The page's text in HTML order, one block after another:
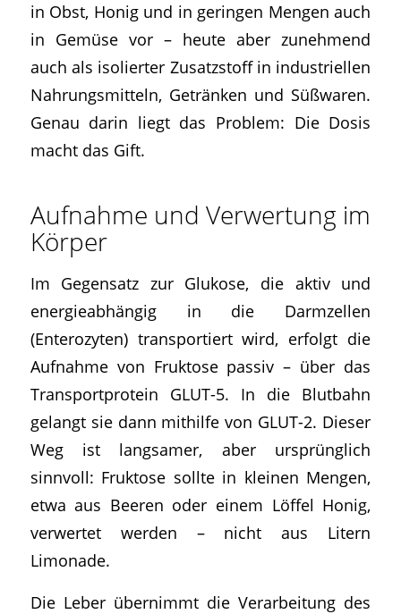
in Obst, Honig und in geringen Mengen auch
in Gemüse vor – heute aber zunehmend
auch als isolierter Zusatzstoff in industriellen
Nahrungsmitteln, Getränken und Süßwaren.
Genau darin liegt das Problem: Die Dosis
macht das Gift.
Aufnahme und Verwertung im
Körper
Im Gegensatz zur Glukose, die aktiv und
energieabhängig in die Darmzellen
(Enterozyten) transportiert wird, erfolgt die
Aufnahme von Fruktose passiv – über das
Transportprotein GLUT-5. In die Blutbahn
gelangt sie dann mithilfe von GLUT-2. Dieser
Weg ist langsamer, aber ursprünglich
sinnvoll: Fruktose sollte in kleinen Mengen,
etwa aus Beeren oder einem Löffel Honig,
verwertet werden – nicht aus Litern
Limonade.
Die Leber übernimmt die Verarbeitung des